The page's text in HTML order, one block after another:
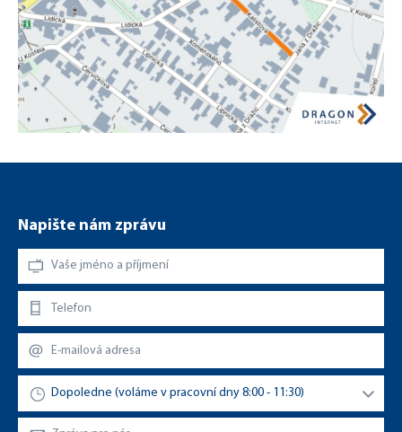
Napište nám zprávu